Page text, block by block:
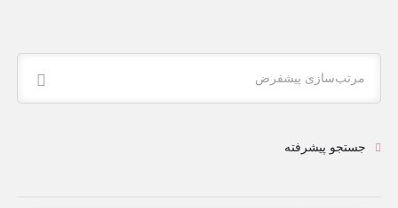
مرتب‌سازی پیشفرض
جستجو پیشرفته